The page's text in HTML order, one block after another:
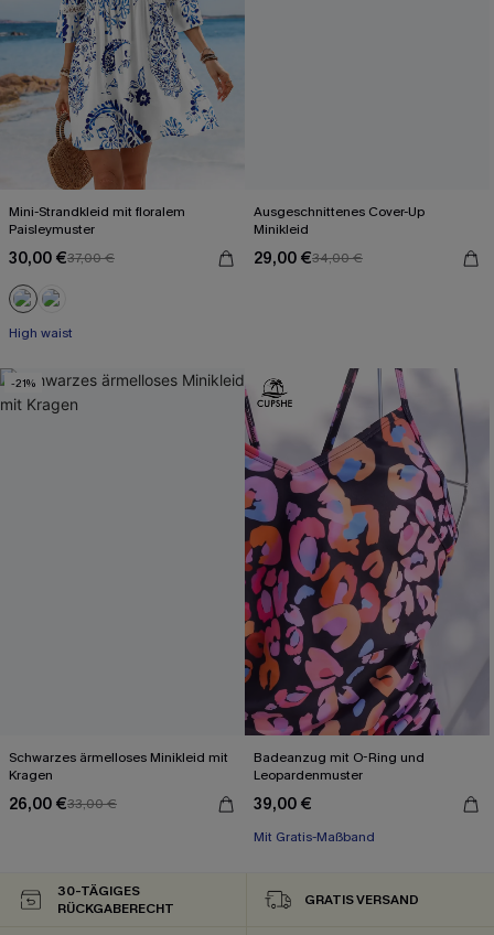
Mini-Strandkleid mit floralem
Paisleymuster
30,00 €37,00 €
High waist
Ausgeschnittenes Cover-Up
Minikleid
29,00 €34,00 €
-21%
Schwarzes ärmelloses Minikleid mit
Kragen
26,00 €33,00 €
Badeanzug mit O-Ring und
Leopardenmuster
39,00 €
Mit Gratis-Maßband
Mit Gratis-Maßband
30-TÄGIGES
RÜCKGABERECHT
GRATIS VERSAND